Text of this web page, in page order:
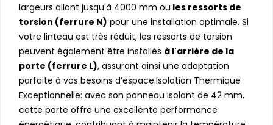
largeurs allant jusqu'à 4000 mm ou les ressorts de
torsion (ferrure N) pour une installation optimale. Si
votre linteau est très réduit, les ressorts de torsion
peuvent également être installés à l'arrière de la
porte (ferrure L), assurant ainsi une adaptation
parfaite à vos besoins d’espace.Isolation Thermique
Exceptionnelle: avec son panneau isolant de 42 mm,
cette porte offre une excellente performance